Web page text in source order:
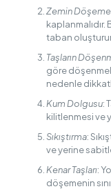
Zemin
taban
Taşların
göre
nedenle
Kum Dolgusu:
kilitlenmesi ve
Sıkıştırma:
ve yerine
Kenar Taşları:
döşemenin